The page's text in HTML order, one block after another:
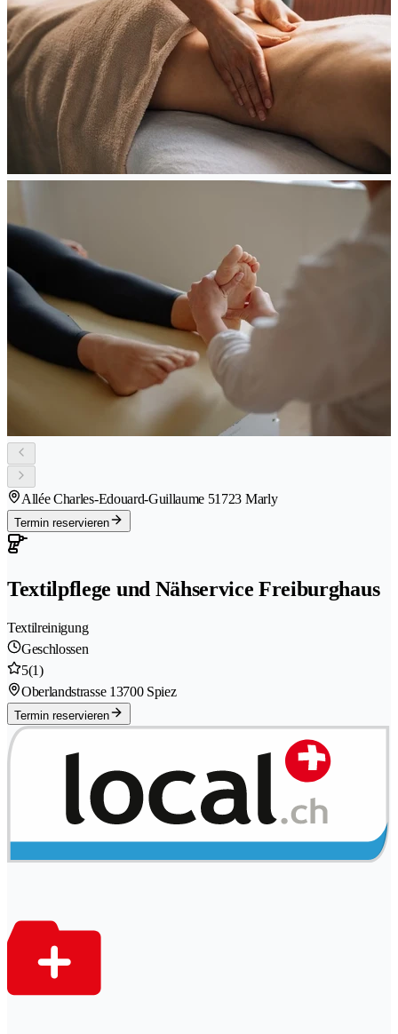
Allée Charles-Edouard-Guillaume 51723 Marly
Termin reservieren
Textilpflege und Nähservice Freiburghaus
Textilreinigung
Geschlossen
5(1)
Oberlandstrasse 13700 Spiez
Termin reservieren